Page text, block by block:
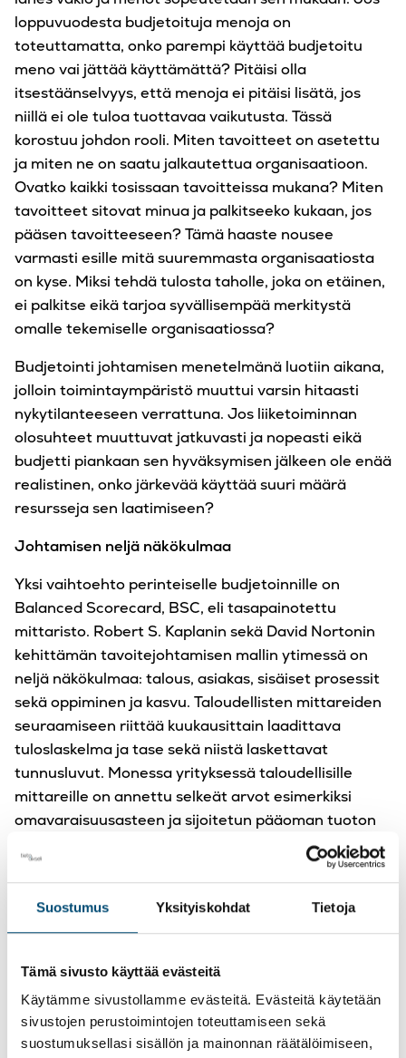
Suostumus Yksityiskohdat Tietoja
Tämä sivusto käyttää evästeitä
Käytämme sivustollamme evästeitä. Evästeitä käytetään
sivustojen perustoimintojen toteuttamiseen sekä
suostumuksellasi sisällön ja mainonnan räätälöimiseen,
loppuvuodesta budjetoituja menoja on
toteuttamatta, onko parempi käyttää budjetoitu
meno vai jättää käyttämättä? Pitäisi olla
itsestäänselvyys, että menoja ei pitäisi lisätä, jos
niillä ei ole tuloa tuottavaa vaikutusta. Tässä
korostuu johdon rooli. Miten tavoitteet on asetettu
ja miten ne on saatu jalkautettua organisaatioon.
Ovatko kaikki tosissaan tavoitteissa mukana? Miten
tavoitteet sitovat minua ja palkitseeko kukaan, jos
pääsen tavoitteeseen? Tämä haaste nousee
varmasti esille mitä suuremmasta organisaatiosta
on kyse. Miksi tehdä tulosta taholle, joka on etäinen,
ei palkitse eikä tarjoa syvällisempää merkitystä
omalle tekemiselle organisaatiossa?
Budjetointi johtamisen menetelmänä luotiin aikana,
jolloin toimintaympäristö muuttui varsin hitaasti
nykytilanteeseen verrattuna. Jos liiketoiminnan
olosuhteet muuttuvat jatkuvasti ja nopeasti eikä
budjetti piankaan sen hyväksymisen jälkeen ole enää
realistinen, onko järkevää käyttää suuri määrä
resursseja sen laatimiseen?
Johtamisen neljä näkökulmaa
Yksi vaihtoehto perinteiselle budjetoinnille on
Balanced Scorecard, BSC, eli tasapainotettu
mittaristo. Robert S. Kaplanin sekä David Nortonin
kehittämän tavoitejohtamisen mallin ytimessä on
neljä näkökulmaa: talous, asiakas, sisäiset prosessit
sekä oppiminen ja kasvu. Taloudellisten mittareiden
seuraamiseen riittää kuukausittain laadittava
tuloslaskelma ja tase sekä niistä laskettavat
tunnusluvut. Monessa yrityksessä taloudellisille
mittareille on annettu selkeät arvot esimerkiksi
omavaraisuusasteen ja sijoitetun pääoman tuoton
Taloudellisen näkökulman nimenä voisi olla myös
omistajanäkökulma, sillä useimmiten omistaja on
viime kädessä kiinnostunut yrityksen arvon
kuvaavat, kuinka hyvin strategia on onnistunut
taloudellisesti. Toisaalta ne määrittävät tavoitteet,
joihin pyritään.